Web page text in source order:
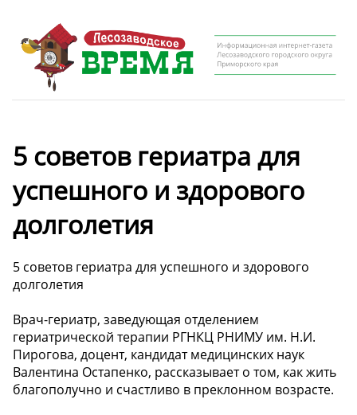
5 советов гериатра для
успешного и здорового
долголетия
5 советов гериатра для успешного и здорового
долголетия
Врач-гериатр, заведующая отделением
гериатрической терапии РГНКЦ РНИМУ им. Н.И.
Пирогова, доцент, кандидат медицинских наук
Валентина Остапенко, рассказывает о том, как жить
благополучно и счастливо в преклонном возрасте.